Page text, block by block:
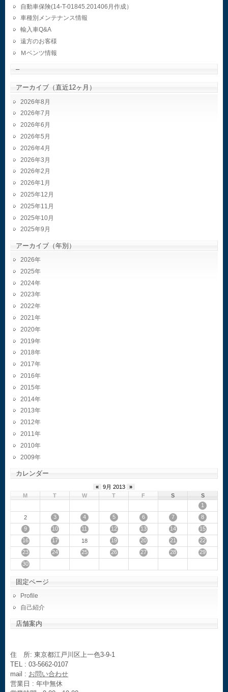
自動車保険(14-T-01845.201406月作成）
車種別メンテナンス情報
輸入車Q&A
遠方のお客様
Ｍベンツ情報
–
アーカイブ（直近12ヶ月）
2026年8月
2026年7月
2026年6月
2026年5月
2026年4月
2026年3月
2026年2月
2026年1月
2025年12月
2025年11月
2025年10月
2025年9月
アーカイブ（年別）
2026
2025
2024
2023
2022
2021
2020
2019
2018
2017
2016
2015
2014
2013
2012
2011
2010
2009
カレンダー
« 9月 2013
»
M
T W T F S
S
1
2
3 4 5 6 7
8
9
10 11 12 13 14
15
16
17 18 19 20 21
22
23
24 25 26 27 28
29
30
固定ページ
Profile
自己紹介
店舗案内
住 所: 東京都江戸川区上一色3-9-1
TEL : 03-5662-0107
mail : お問い合わせ
営業日 : 年中無休